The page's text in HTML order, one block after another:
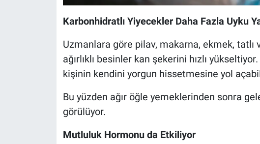
Karbonhidratlı Yiyecekler Daha Fazla Uyku
Uzmanlara göre pilav, makarna, ekmek,
ağırlıklı besinler kan şekerini hızlı
kişinin kendini yorgun hissetmesine yol
Bu yüzden ağır öğle yemeklerinden sonra
görülüyor.
Mutluluk Hormonu da Etkiliyor